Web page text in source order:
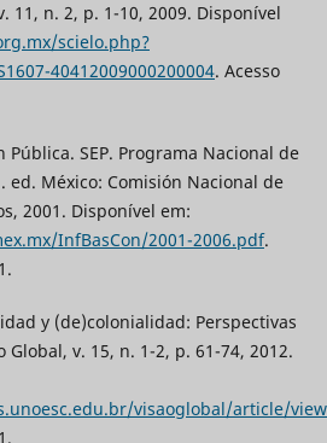
11, n. 2, p. 1-10, 2009. Disponível
scielo.php?
40412009000200004. Acesso
Pública. SEP. Programa Nacional de
ed. México: Comisión Nacional de
2001. Disponível em:
InfBasCon/2001-2006.pdf.
y (de)colonialidad: Perspectivas
v. 15, n. 1-2, p. 61-74, 2012.
visaoglobal/article/